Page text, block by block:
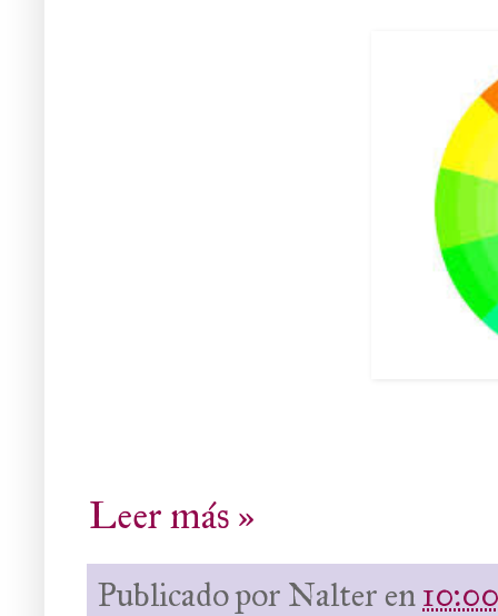
Leer más »
Publicado por Nalteren10:00